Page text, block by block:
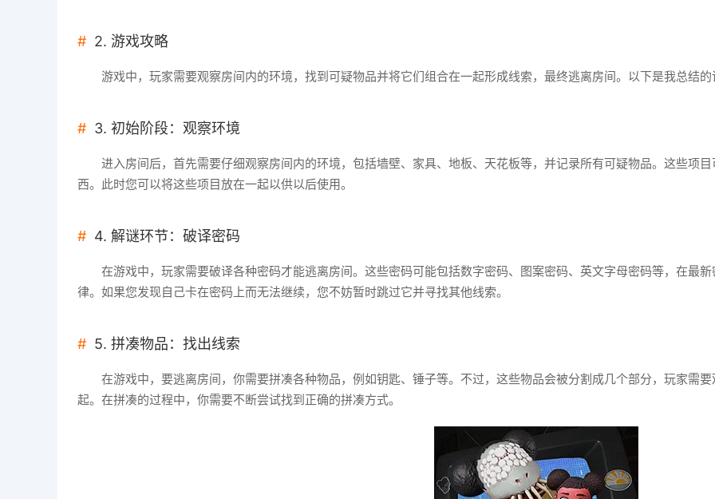
2. 游戏攻略
游戏中，玩家需要观察房间内的环境，找到可疑物品并将它们组合在一起形成线索，最终逃离房间。以下是我总结
3. 初始阶段：观察环境
进入房间后，首先需要仔细观察房间内的环境，包括墙壁、家具、地板、天花板等，并记录所有可疑物品。这些项
西。此时您可以将这些项目放在一起以供以后使用。
4. 解谜环节：破译密码
在游戏中，玩家需要破译各种密码才能逃离房间。这些密码可能包括数字密码、图案密码、英文字母密码等，在最
律。如果您发现自己卡在密码上而无法继续，您不妨暂时跳过它并寻找其他线索。
5. 拼凑物品：找出线索
在游戏中，要逃离房间，你需要拼凑各种物品，例如钥匙、锤子等。不过，这些物品会被分割成几个部分，玩家需
起。在拼凑的过程中，你需要不断尝试找到正确的拼凑方式。